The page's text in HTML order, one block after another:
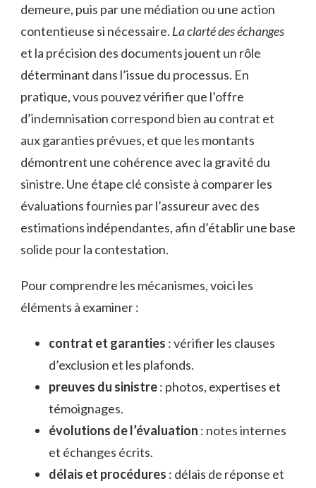
demeure, puis par une médiation ou une action
contentieuse si nécessaire. La clarté des échanges
et la précision des documents jouent un rôle
déterminant dans l’issue du processus. En
pratique, vous pouvez vérifier que l’offre
d’indemnisation correspond bien au contrat et
aux garanties prévues, et que les montants
démontrent une cohérence avec la gravité du
sinistre. Une étape clé consiste à comparer les
évaluations fournies par l’assureur avec des
estimations indépendantes, afin d’établir une base
solide pour la contestation.
Pour comprendre les mécanismes, voici les
éléments à examiner :
contrat et garanties : vérifier les clauses
d’exclusion et les plafonds.
preuves du sinistre: photos, expertises et
témoignages.
évolutions de l’évaluation : notes internes
et échanges écrits.
délais et procédures : délais de réponse et